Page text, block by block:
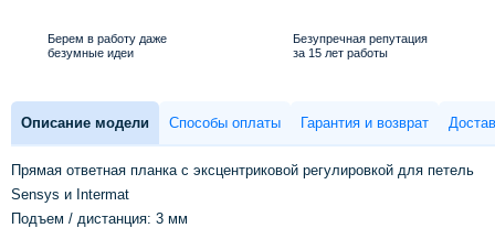
Берем в работу даже
безумные идеи
Безупречная репутация
за 15 лет работы
Описание модели Способы оплаты Гарантия и возврат
Прямая ответная планка с эксцентриковой регулировкой для петель
Sensys и Intermat
Подъем / дистанция: 3 мм